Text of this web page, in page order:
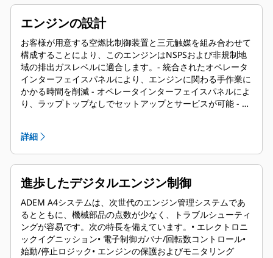
エンジンの設計
お客様が用意する空燃比制御装置と三元触媒を組み合わせて
構成することにより、このエンジンはNSPSおよび非規制地
域の排出ガスレベルに適合します。- 統合されたオペレータ
インターフェイスパネルにより、エンジンに関わる手作業に
かかる時間を削減 - オペレータインターフェイスパネルによ
り、ラップトップなしでセットアップとサービスが可能 - あ
り、パッケージングが容易
詳細
進歩したデジタルエンジン制御
ADEM A4システムは、次世代のエンジン管理システムであ
るとともに、機械部品の点数が少なく、トラブルシューティ
ングが容易です。次の特長を備えています。• エレクトロニ
ックイグニッション• 電子制御ガバナ/回転数コントロール•
始動/停止ロジック• エンジンの保護およびモニタリング